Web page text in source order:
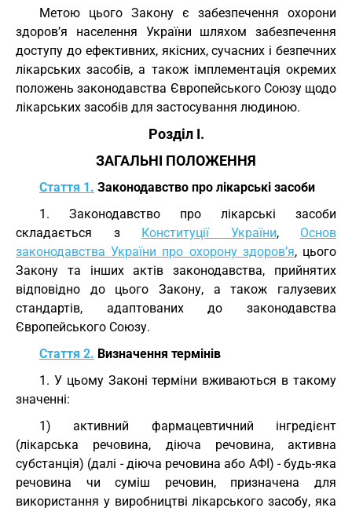
Метою цього Закону є забезпечення охорони
здоров’я населення України шляхом забезпечення
доступу до ефективних, якісних, сучасних і безпечних
лікарських засобів, а також імплементація окремих
положень законодавства Європейського Союзу щодо
лікарських засобів для застосування людиною.
Розділ I.
ЗАГАЛЬНІ ПОЛОЖЕННЯ
Стаття 1. Законодавство про лікарські засоби
1. Законодавство про лікарські засоби
складається з Конституції України, Основ
законодавства України про охорону здоров’я, цього
Закону та інших актів законодавства, прийнятих
відповідно до цього Закону, а також галузевих
стандартів, адаптованих до законодавства
Європейського Союзу.
Стаття 2. Визначення термінів
1. У цьому Законі терміни вживаються в такому
значенні:
1) активний фармацевтичний інгредієнт
(лікарська речовина, діюча речовина, активна
субстанція) (далі - діюча речовина або АФІ) - будь-яка
речовина чи суміш речовин, призначена для
використання у виробництві лікарського засобу, яка